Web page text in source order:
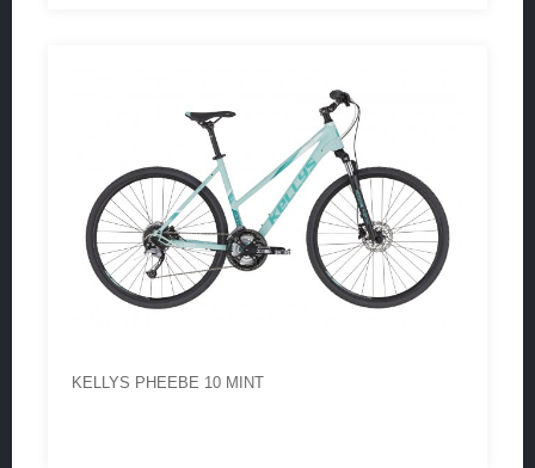
KELLYS PHEEBE 10 MINT